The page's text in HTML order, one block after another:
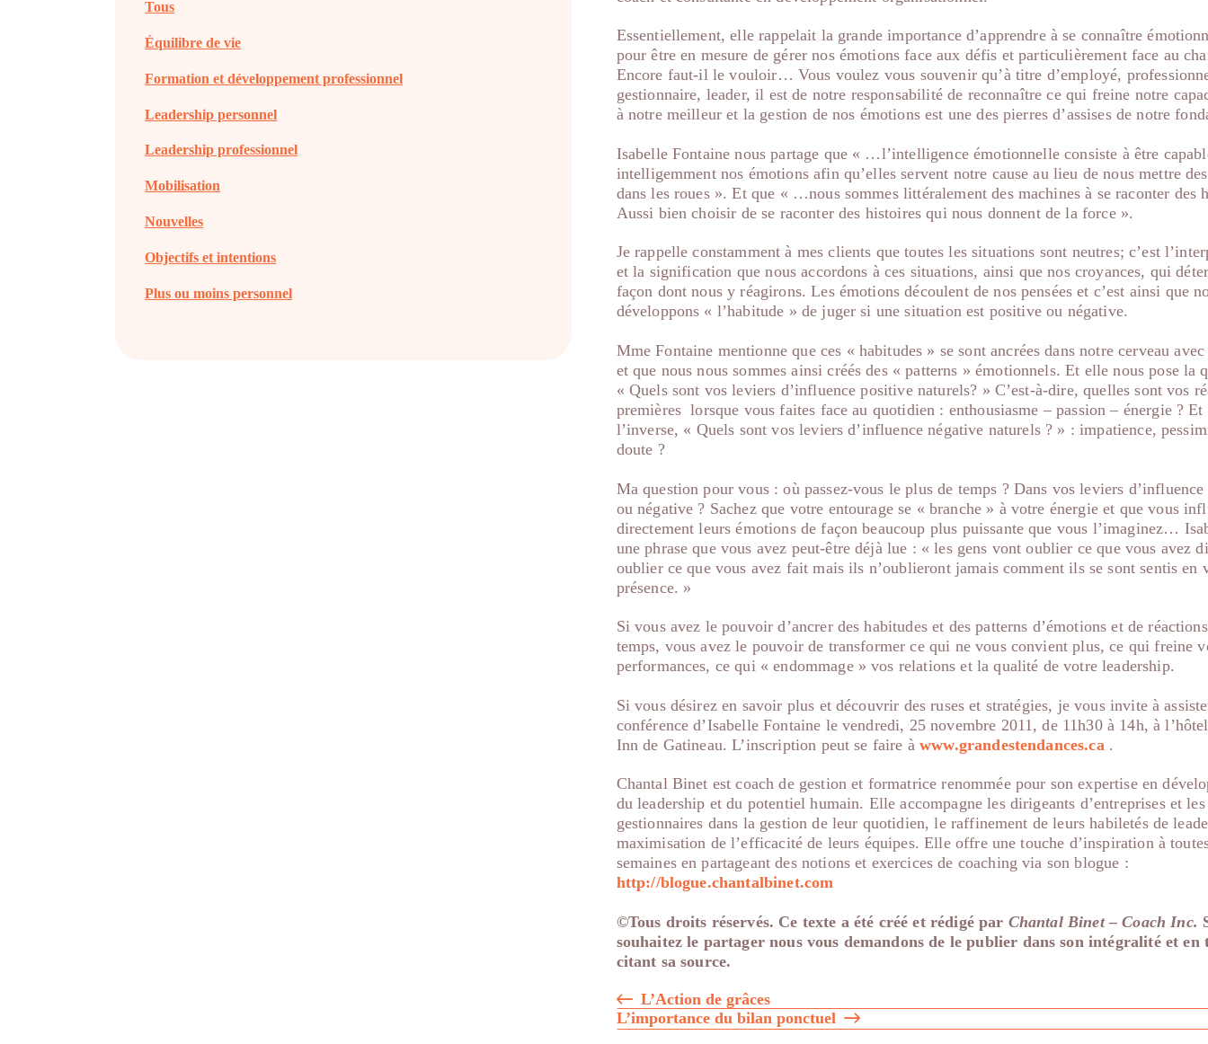
Tous
Équilibre de vie
Formation et développement professionnel
Leadership personnel
Leadership professionnel
Mobilisation
Nouvelles
Objectifs et intentions
Plus ou moins personnel
Essentiellement, elle rappelait la grande importance d’apprendre à se connaître
pour être en mesure de gérer nos émotions face aux défis et particulièrement face au
Encore faut-il le vouloir… Vous voulez vous souvenir qu’à titre d’employé,
gestionnaire, leader, il est de notre responsabilité de reconnaître ce qui freine notre
à notre meilleur et la gestion de nos émotions est une des pierres d’assises de notre
Isabelle Fontaine nous partage que « …l’intelligence émotionnelle consiste à être
intelligemment nos émotions afin qu’elles servent notre cause au lieu de nous mettre
dans les roues ». Et que « …nous sommes littéralement des machines à se raconter
Aussi bien choisir de se raconter des histoires qui nous donnent de la force ».
Je rappelle constamment à mes clients que toutes les situations sont neutres; c’est
et la signification que nous accordons à ces situations, ainsi que nos croyances, qui
façon dont nous y réagirons. Les émotions découlent de nos pensées et c’est ainsi que
développons « l’habitude » de juger si une situation est positive ou négative.
Mme Fontaine mentionne que ces « habitudes » se sont ancrées dans notre cerveau
et que nous nous sommes ainsi créés des « patterns » émotionnels. Et elle nous pose la
« Quels sont vos leviers d’influence positive naturels? » C’est-à-dire, quelles sont vos
premières lorsque vous faites face au quotidien : enthousiasme – passion – énergie ? Et
l’inverse, « Quels sont vos leviers d’influence négative naturels ? » : impatience,
doute ?
Ma question pour vous : où passez-vous le plus de temps ? Dans vos leviers
ou négative ? Sachez que votre entourage se « branche » à votre énergie et que vous
directement leurs émotions de façon beaucoup plus puissante que vous l’imaginez…
une phrase que vous avez peut-être déjà lue : « les gens vont oublier ce que vous avez
oublier ce que vous avez fait mais ils n’oublieront jamais comment ils se sont sentis en
présence. »
Si vous avez le pouvoir d’ancrer des habitudes et des patterns d’émotions et de
temps, vous avez le pouvoir de transformer ce qui ne vous convient plus, ce qui freine
performances, ce qui « endommage » vos relations et la qualité de votre leadership.
Si vous désirez en savoir plus et découvrir des ruses et stratégies, je vous invite à
conférence d’Isabelle Fontaine le vendredi, 25 novembre 2011, de 11h30 à 14h, à
Inn de Gatineau. L’inscription peut se faire àwww.grandestendances.ca .
Chantal Binet est coach de gestion et formatrice renommée pour son expertise en
du leadership et du potentiel humain. Elle accompagne les dirigeants d’entreprises et les
gestionnaires dans la gestion de leur quotidien, le raffinement de leurs habiletés de
maximisation de l’efficacité de leurs équipes. Elle offre une touche d’inspiration à
semaines en partageant des notions et exercices de coaching via son blogue :
http://blogue.chantalbinet.com
©Tous droits réservés. Ce texte a été créé et rédigé par Chantal Binet – Coach Inc.
souhaitez le partager nous vous demandons de le publier dans son intégralité et en
citant sa source.
Navigation
L’Action de grâces
L’importance du bilan ponctuel